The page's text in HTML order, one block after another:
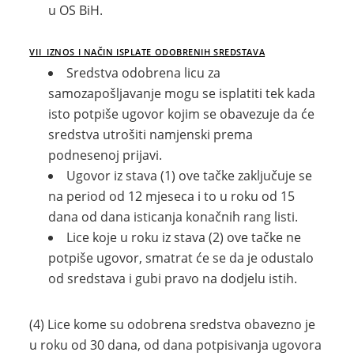
u OS BiH.
VII IZNOS I NAČIN ISPLATE ODOBRENIH SREDSTAVA
Sredstva odobrena licu za
samozapošljavanje mogu se isplatiti tek kada
isto potpiše ugovor kojim se obavezuje da će
sredstva utrošiti namjenski prema
podnesenoj prijavi.
Ugovor iz stava (1) ove tačke zaključuje se
na period od 12 mjeseca i to u roku od 15
dana od dana isticanja konačnih rang listi.
Lice koje u roku iz stava (2) ove tačke ne
potpiše ugovor, smatrat će se da je odustalo
od sredstava i gubi pravo na dodjelu istih.
(4) Lice kome su odobrena sredstva obavezno je
u roku od 30 dana, od dana potpisivanja ugovora